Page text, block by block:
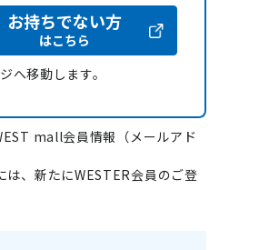
お持ちでない方
はこちら
へ移動します。
mall会員情報（メールアド
、新たにWESTER会員のご登